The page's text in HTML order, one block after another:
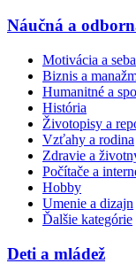
Náučná a
Motivácia a
Biznis a
Humanitné a
História
Životopisy a
Vzťahy a rodina
Zdravie a
Počítače a
Hobby
Umenie a dizajn
Ďalšie kategórie
Deti a mládež